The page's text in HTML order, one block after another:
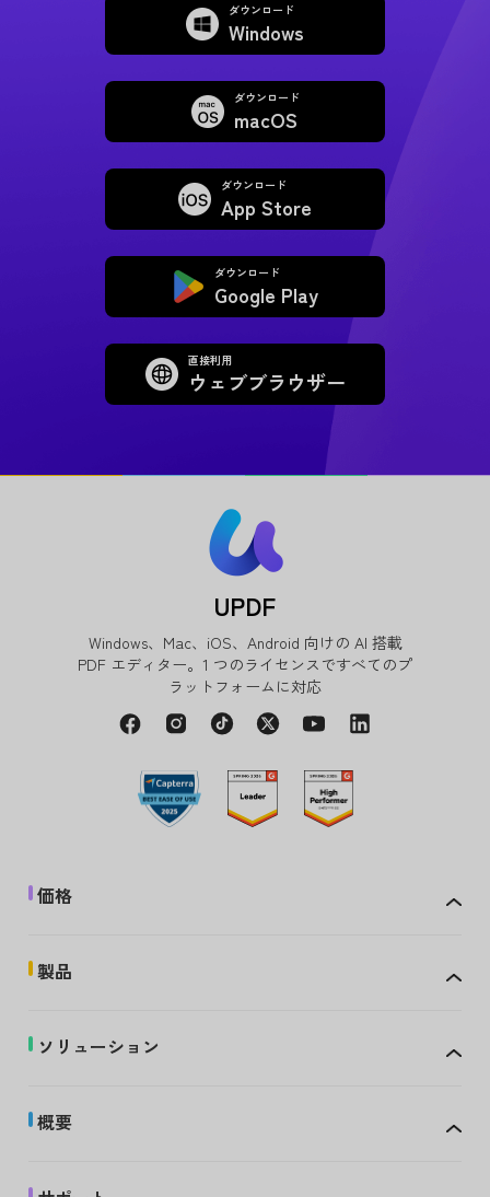
ダウンロード
Windows
ダウンロード
macOS
ダウンロード
App Store
ダウンロード
Google Play
直接利用
ウェブブラウザー
UPDF
Windows、Mac、iOS、Android 向けの AI 搭載
PDF エディター。1 つのライセンスですべてのプ
ラットフォームに対応
価格
製品
ソリューション
概要